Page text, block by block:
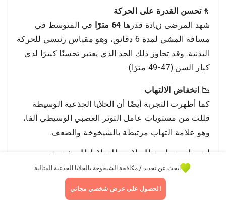
🚶تحسن القدرة على الحركة
شهد المرضى زيادة قدرها 64 مترًا
في المتوسط في
مسافة المشي لمدة 6 دقائق، وهو مقياس رئيسي للحركة
البدنية. وقد تجاوز ذلك الحد الذي يعتبر تحسنًا كبيرًا لدى
كبار السن (47-49 مترًا).
📉 انخفاض الالتهاب
كما أظهرت التجربة أيضًا أن الخلايا الجذعية الوسيطة
قللت من مستويات عامل التوتر العصبي الوسيطي ألفا،
وهو علامة التهاب مرتبطة بالشيخوخة والضعف.
اختيار عيادة العلاج بالخلايا الجذعية
ابحث عن تجديد / مكافحة الشيخوخة بالخلايا الجذعية المثالية
الحصول على عرض شخصي مجاني